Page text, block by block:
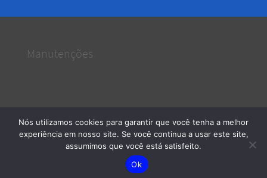
Manutenções
Serviços e Manutenções · 2026 © Todos os direitos reservados
Nós utilizamos cookies para garantir que você tenha a melhor
experiência em nosso site. Se você continua a usar este site,
assumimos que você está satisfeito.
Ok